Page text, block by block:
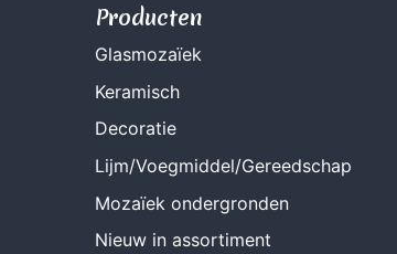
Producten
Glasmozaïek
Keramisch
Decoratie
Lijm/Voegmiddel/Gereedschap
Mozaïek ondergronden
Nieuw in assortiment